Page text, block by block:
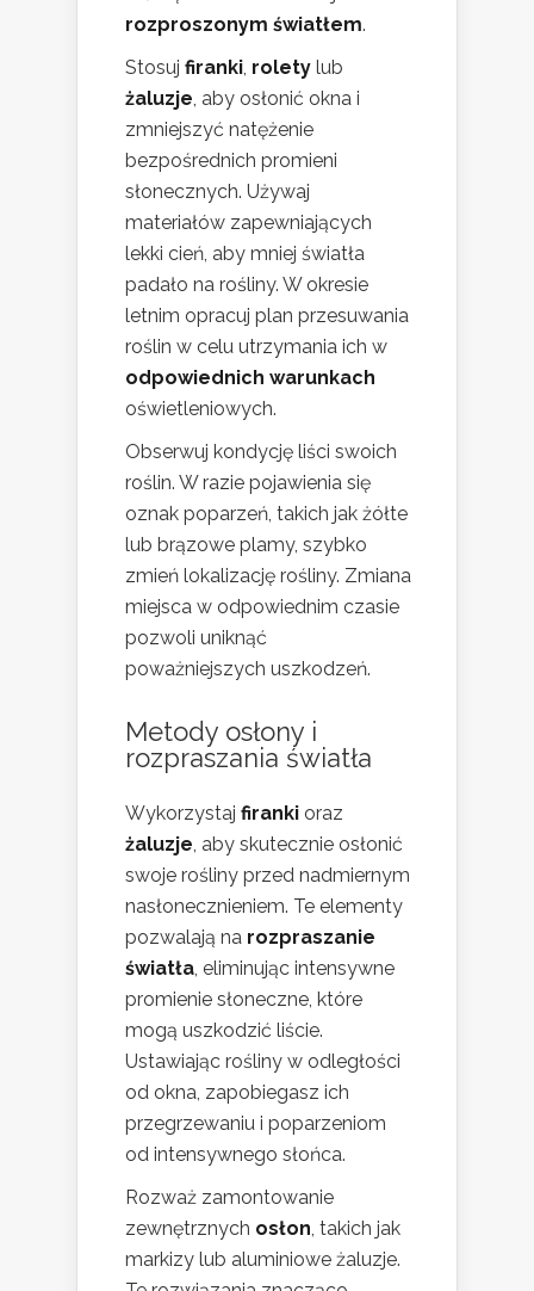
rozproszonym światłem.
Stosuj firanki, rolety lub
żaluzje, aby osłonić okna i
zmniejszyć natężenie
bezpośrednich promieni
słonecznych. Używaj
materiałów zapewniających
lekki cień, aby mniej światła
padało na rośliny. W okresie
letnim opracuj plan przesuwania
roślin w celu utrzymania ich w
odpowiednich warunkach
oświetleniowych.
Obserwuj kondycję liści swoich
roślin. W razie pojawienia się
oznak poparzeń, takich jak żółte
lub brązowe plamy, szybko
zmień lokalizację rośliny. Zmiana
miejsca w odpowiednim czasie
pozwoli uniknąć
poważniejszych uszkodzeń.
Metody osłony i
rozpraszania światła
Wykorzystaj firanki oraz
żaluzje, aby skutecznie osłonić
swoje rośliny przed nadmiernym
nasłonecznieniem. Te elementy
pozwalają na rozpraszanie
światła, eliminując intensywne
promienie słoneczne, które
mogą uszkodzić liście.
Ustawiając rośliny w odległości
od okna, zapobiegasz ich
przegrzewaniu i poparzeniom
od intensywnego słońca.
Rozważ zamontowanie
zewnętrznych osłon, takich jak
markizy lub aluminiowe żaluzje.